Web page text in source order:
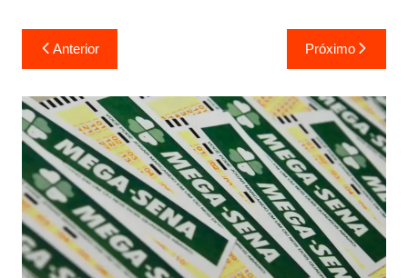
Navegação
de
Post
Anterior Próximo